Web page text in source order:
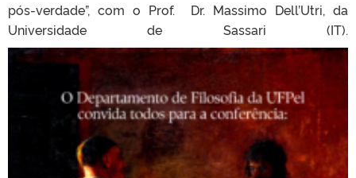
pós-verdade”, com o Prof. Dr. Massimo Dell’Utri, da
Universidade de Sassari (IT).